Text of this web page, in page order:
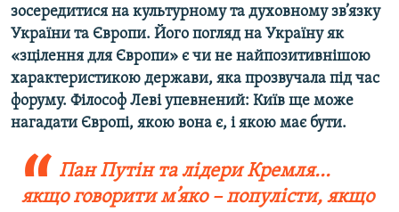
зосередитися на культурному та духовному зв’язку
України та Європи. Його погляд на Україну як
«зцілення для Європи» є чи не найпозитивнішою
характеристикою держави, яка прозвучала під час
форуму. Філософ Леві упевнений: Київ ще може
нагадати Європі, якою вона є, і якою має бути.
Пан Путін та лідери Кремля...
якщо говорити м’яко – популісти, якщо